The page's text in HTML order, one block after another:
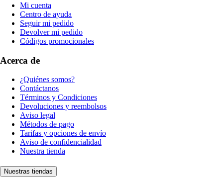
Mi cuenta
Centro de ayuda
Seguir mi pedido
Devolver mi pedido
Códigos promocionales
Acerca de
¿Quiénes somos?
Contáctanos
Términos y Condiciones
Devoluciones y reembolsos
Aviso legal
Métodos de pago
Tarifas y opciones de envío
Aviso de confidencialidad
Nuestra tienda
Nuestras tiendas